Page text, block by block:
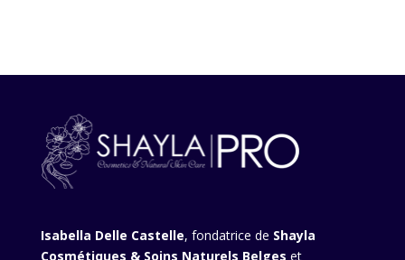
Isabella Delle Castelle, fondatrice de Shayla
Cosmétiques & Soins Naturels Belges et